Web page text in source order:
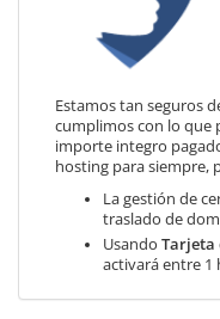
Estamos tan seguros
cumplimos con lo que
importe integro
hosting para siempre,
La gestión de
traslado de
Usando Tarjeta
activará entre 1